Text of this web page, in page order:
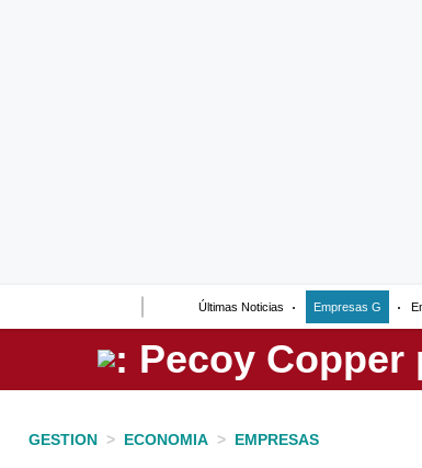
Últimas Noticias Empresas G
GESTION > ECONOMIA > EMPRESAS